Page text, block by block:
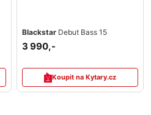
Blackstar Debut Bass 15
3 990,-
Koupit na Kytary.cz